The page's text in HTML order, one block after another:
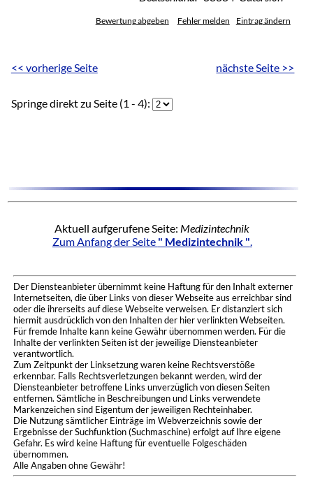
Bewertung abgeben Fehler melden Eintrag ändern
<< vorherige Seite nächste Seite >>
Springe direkt zu Seite (1 - 4):
Aktuell aufgerufene Seite: Medizintechnik
Zum Anfang der Seite " Medizintechnik "
Der Diensteanbieter übernimmt keine Haftung für den Inhalt externer
Internetseiten, die über Links von dieser Webseite aus erreichbar sind
oder die ihrerseits auf diese Webseite verweisen. Er distanziert sich
hiermit ausdrücklich von den Inhalten der hier verlinkten Webseiten.
Für fremde Inhalte kann keine Gewähr übernommen werden. Für die
Inhalte der verlinkten Seiten ist der jeweilige Diensteanbieter
verantwortlich.
Zum Zeitpunkt der Linksetzung waren keine Rechtsverstöße
erkennbar. Falls Rechtsverletzungen bekannt werden, wird der
Diensteanbieter betroffene Links unverzüglich von diesen Seiten
entfernen. Sämtliche in Beschreibungen und Links verwendete
Markenzeichen sind Eigentum der jeweiligen Rechteinhaber.
Die Nutzung sämtlicher Einträge im Webverzeichnis sowie der
Ergebnisse der Suchfunktion (Suchmaschine) erfolgt auf Ihre eigene
Gefahr. Es wird keine Haftung für eventuelle Folgeschäden
übernommen.
Alle Angaben ohne Gewähr!